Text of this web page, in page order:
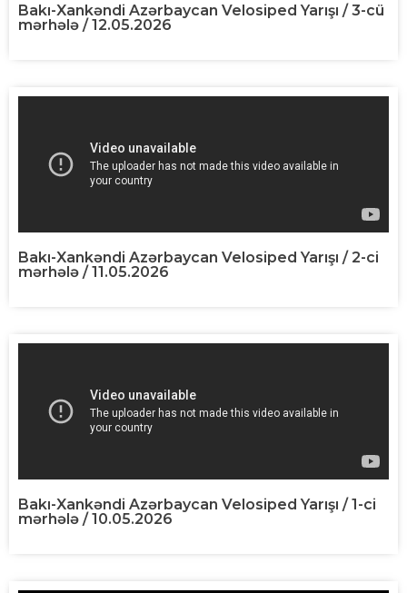
Bakı-Xankəndi Azərbaycan Velosiped Yarışı / 3-cü
mərhələ / 12.05.2026
Bakı-Xankəndi Azərbaycan Velosiped Yarışı / 2-ci
mərhələ / 11.05.2026
Bakı-Xankəndi Azərbaycan Velosiped Yarışı / 1-ci
mərhələ / 10.05.2026